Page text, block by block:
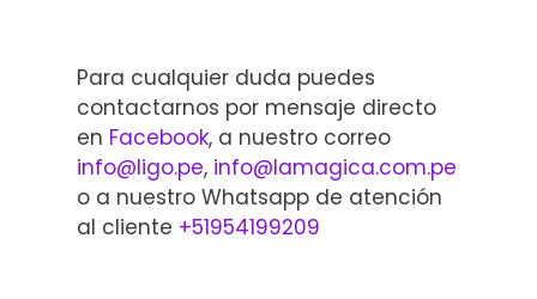
Para cualquier duda puedes
contactarnos por mensaje directo
en Facebook, a nuestro correo
info@ligo.pe, info@lamagica.com.pe
o a nuestro Whatsapp de atención
al cliente +51954199209